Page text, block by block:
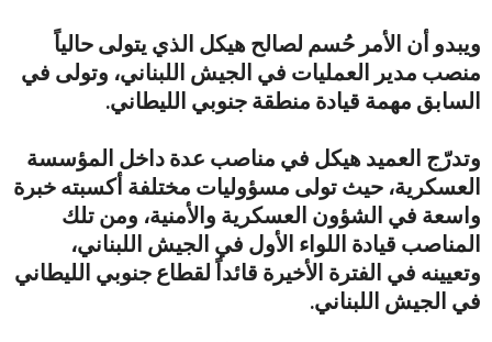
ويبدو أن الأمر حُسم لصالح هيكل الذي يتولى حالياً
منصب مدير العمليات في الجيش اللبناني، وتولى في
السابق مهمة قيادة منطقة جنوبي الليطاني.
وتدرّج العميد هيكل في مناصب عدة داخل المؤسسة
العسكرية، حيث تولى مسؤوليات مختلفة أكسبته خبرة
واسعة في الشؤون العسكرية والأمنية، ومن تلك
المناصب قيادة اللواء الأول في الجيش اللبناني،
وتعيينه في الفترة الأخيرة قائداً لقطاع جنوبي الليطاني
في الجيش اللبناني.